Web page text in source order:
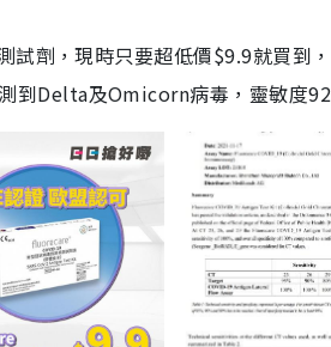
劑，現時只要超低價$9.9就買到
到Delta及Omicorn病毒，靈敏度